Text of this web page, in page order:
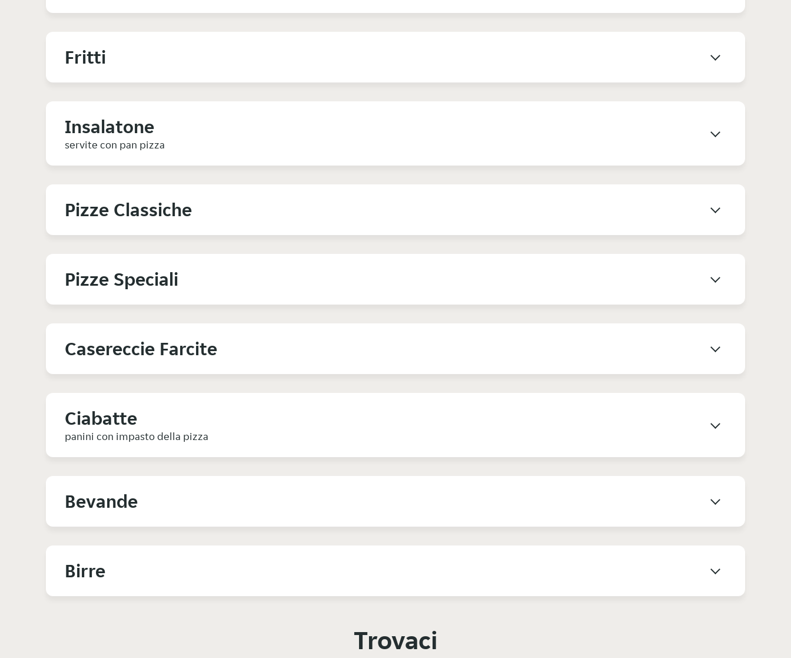
Fritti
Insalatone
servite con pan pizza
Pizze Classiche
Pizze Speciali
Casereccie Farcite
Ciabatte
panini con impasto della pizza
Bevande
Birre
Trovaci